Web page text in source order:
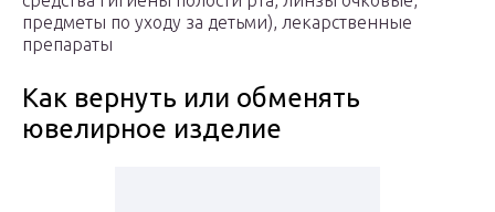
предметы по уходу за детьми), лекарственные
препараты
Как вернуть или обменять
ювелирное изделие